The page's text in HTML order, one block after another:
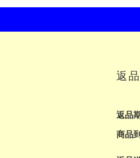
返
返品
商品